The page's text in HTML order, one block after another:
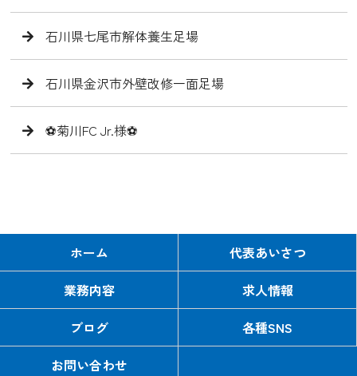
石川県七尾市解体養生足場
石川県金沢市外壁改修一面足場
⚽️菊川FC Jr.様⚽️
ホーム
代表あいさつ
業務内容
求人情報
ブログ
各種SNS
お問い合わせ